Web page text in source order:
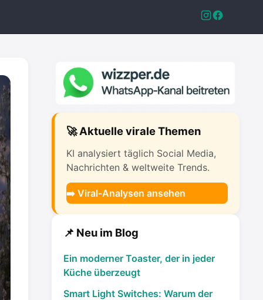
🚀 Aktuelle virale Themen
KI analysiert täglich Social Media,
Nachrichten & weltweite Trends.
➡️ Viral-Analysen ansehen
📌 Neu im Blog
Ein moderner Toaster, der in jeder
Küche überzeugt
Smart Light Switches: Warum der